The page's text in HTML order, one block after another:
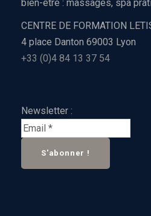
bien-être : massages, spa
CENTRE DE FORMATION
4 place Danton 69003 Lyon
+33 (0)4 84 13 37 54
Newsletter :